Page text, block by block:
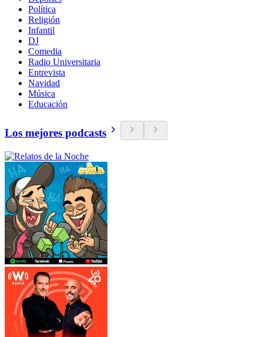
Política
Religión
Infantil
DJ
Comedia
Radio Universitaria
Entrevista
Navidad
Música
Educación
Los mejores podcasts